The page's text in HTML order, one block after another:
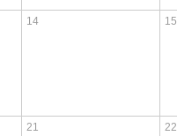
14 15
21 22